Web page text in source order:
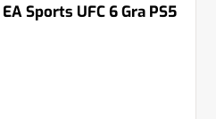
EA Sports UFC 6 Gra PS5